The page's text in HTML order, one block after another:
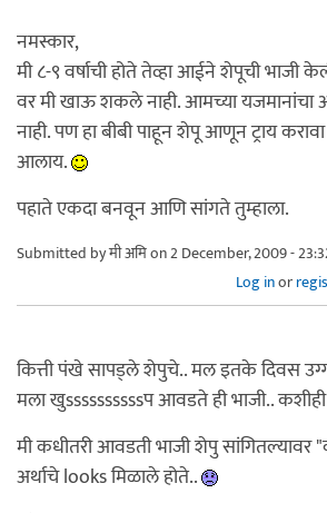
नमस्कार,
मी ८-९ वर्षाची होते तेव्हा आईने शेपूची भाजी
वर मी खाऊ शकले नाही. आमच्या यजमानांचा
नाही. पण हा बीबी पाहून शेपू आणून ट्राय
आलाय.
पहाते एकदा बनवून आणि सांगते तुम्हाला.
Submitted byमी अमिon 2 December, 2009 -
Log inor
कित्ती पंखे सापड्ले शेपुचे.. मल इतके दिवस
मला खुssssssssssप आवडते ही भाजी..
मी कधीतरी आवडती भाजी शेपु सांगितल्यावर
अर्थाचे looks मिळाले होते..